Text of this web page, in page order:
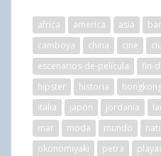
africa america asia
camboya
china cine
escenarios-de-película
fin-
hipster
historia
italia
japón jordania
mar
moda mundo
okonomiyaki
petra